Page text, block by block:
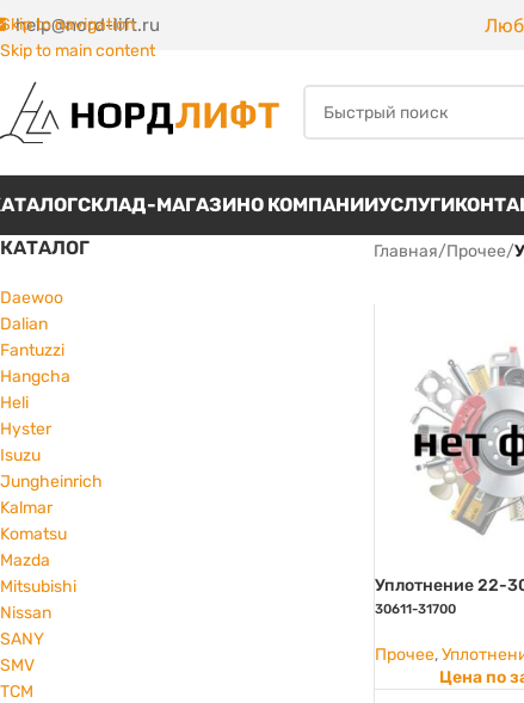
Skip to navigation
Skip to main content
help@nord-lift.ru
СКЛАД-МАГАЗИНО КОМПАНИИУСЛУГИ
КАТАЛОГ
Daewoo
Dalian
Fantuzzi
Hangcha
Heli
Hyster
Isuzu
Jungheinrich
Kalmar
Komatsu
Mazda
Mitsubishi
Nissan
SANY
SMV
TCM
Главная/Прочее/
Уплотнение 22-
30611-31700
Прочее,
Цена по